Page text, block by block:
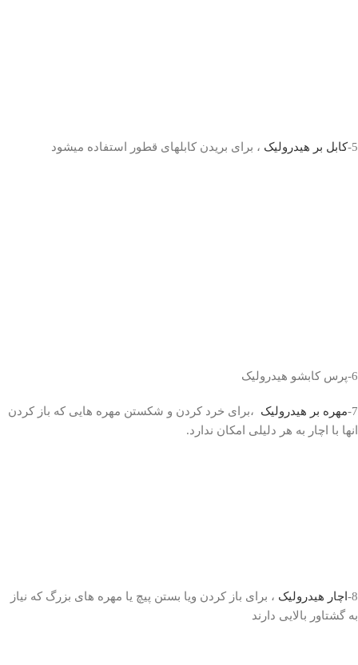
5- کابل بر هیدرولیک ، برای بریدن کابلهای قطور استفاده میشود
6-پرس کابشو هیدرولیک
7- مهره بر هیدرولیک ،برای خرد کردن و شکستن مهره هایی که باز کردن
انها با اچار به هر دلیلی امکان ندارد.
8- اچار هیدرولیک ، برای باز کردن ویا بستن پیچ یا مهره های بزرگ که نیاز
به گشتاور بالایی دارند